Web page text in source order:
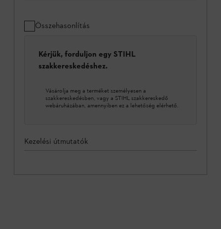
Összehasonlítás
Kérjük, forduljon egy STIHL
szakkereskedéshez.
Vásárolja meg a terméket személyesen a
szakkereskedésben, vagy a STIHL szakkereskedő
webáruházában, amennyiben ez a lehetőség elérhető.
Kezelési útmutatók